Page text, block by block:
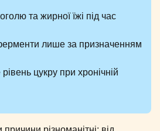
та жирної їжі під час
лише за призначенням
цукру при хронічній